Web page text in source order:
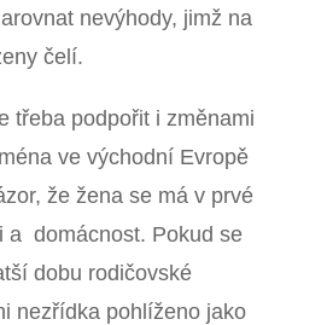
nevýhody, jimž na
čelí.
třeba podpořit i změnami
ve východní Evropě
že žena se má v prvé
a domácnost. Pokud se
dobu rodičovské
nezřídka pohlíženo jako